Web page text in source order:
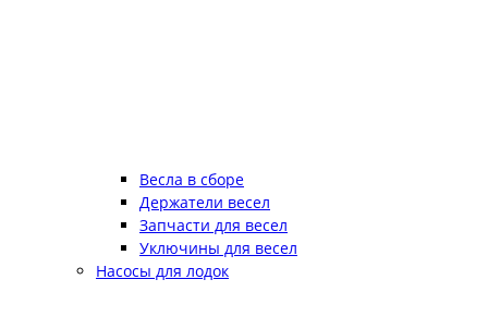
Весла в сборе
Держатели весел
Запчасти для весел
Уключины для весел
Насосы для лодок